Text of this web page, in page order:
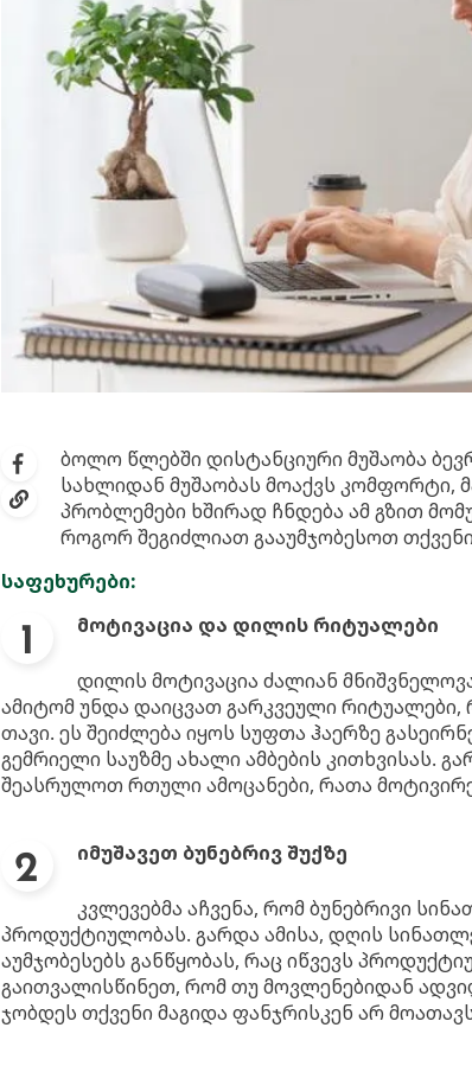
ბოლო წლებში დისტანციური მუშაობა
სახლიდან მუშაობას მოაქვს კომფორტი,
პრობლემები ხშირად ჩნდება ამ გზით
როგორ შეგიძლიათ გააუმჯობესოთ
საფეხურები:
მოტივაცია და დილის რიტუალები
დილის მოტივაცია ძალიან
ამიტომ უნდა დაიცვათ გარკვეული
თავი. ეს შეიძლება იყოს სუფთა ჰაერზე
გემრიელი საუზმე ახალი ამბების კითხვისას.
შეასრულოთ რთული ამოცანები, რათა
იმუშავეთ ბუნებრივ შუქზე
კვლევებმა აჩვენა, რომ ბუნებრივი
პროდუქტიულობას. გარდა ამისა, დღის
აუმჯობესებს განწყობას, რაც იწვევს
გაითვალისწინეთ, რომ თუ მოვლენებიდან
ჯობდეს თქვენი მაგიდა ფანჯრისკენ არ